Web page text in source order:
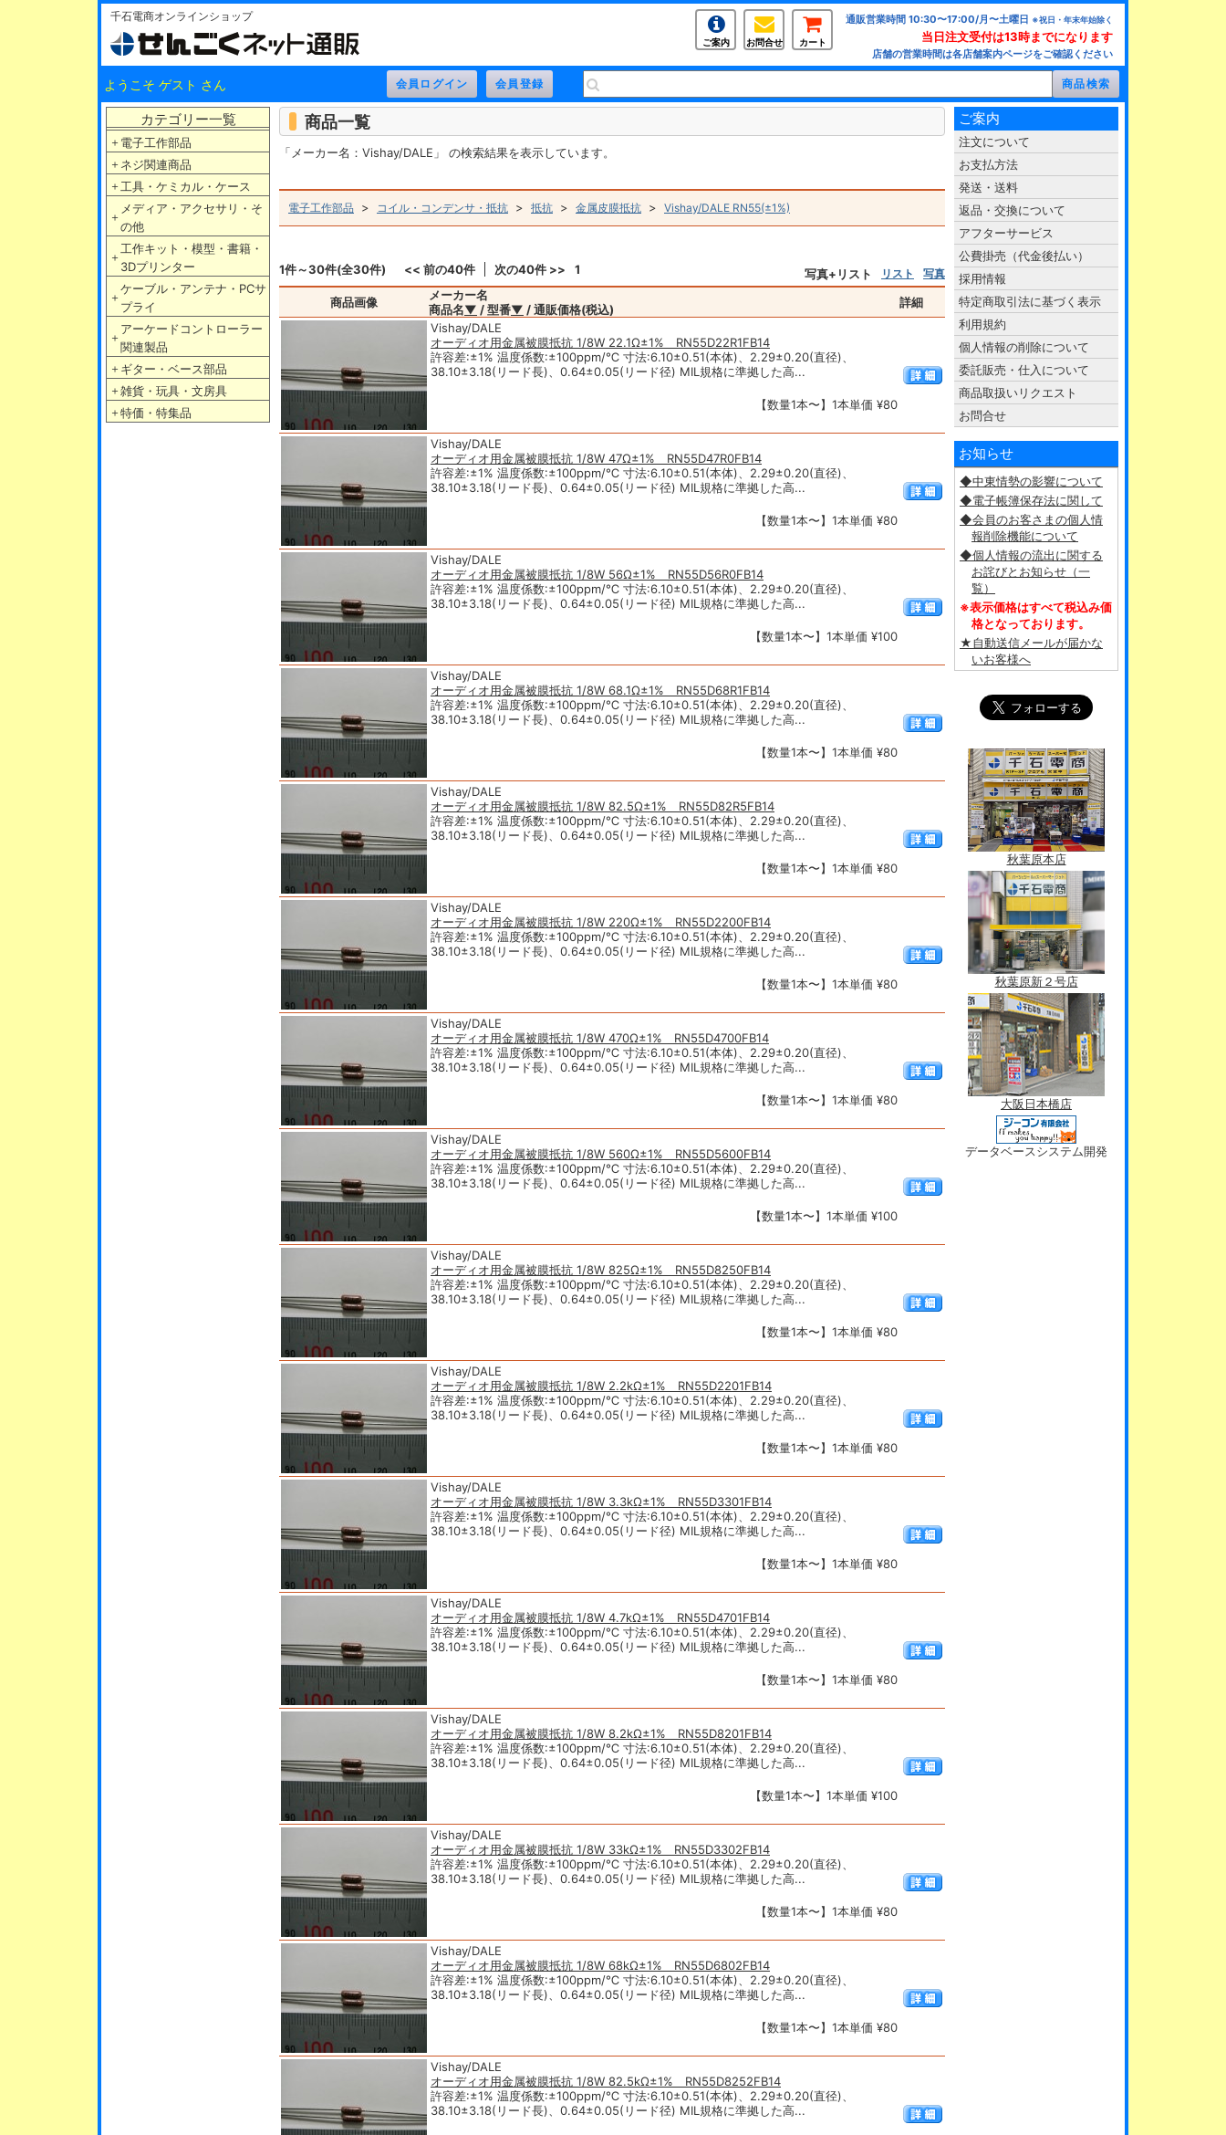
千石電商オンラインショップ
ご案内 お問合せ カート
通販営業時間 10:30〜17:00/月〜土曜日 ※祝日・年末年始除く
当日注文受付は13時までになります
店舗の営業時間は各店舗案内ページをご確認ください
ようこそ ゲスト さん
カテゴリー一覧
＋ 電子工作部品
＋ ネジ関連商品
＋ 工具・ケミカル・ケース
＋
メディア・アクセサリ・そ
の他
＋
工作キット・模型・書籍・
3Dプリンター
＋
ケーブル・アンテナ・PCサ
プライ
＋
アーケードコントローラー
関連製品
＋ ギター・ベース部品
＋ 雑貨・玩具・文房具
＋ 特価・特集品
商品一覧
「メーカー名：Vishay/DALE」 の検索結果を表示しています。
電子工作部品 > コイル・コンデンサ・抵抗 > 抵抗 > 金属皮膜抵抗 > Vishay/DALE RN55(±1%)
1件～30件(全30件) << 前の40件 次の40件 >> 1 写真+リスト リスト 写真
商品画像
メーカー名
商品名▼ / 型番▼ / 通販価格(税込)
詳細
Vishay/DALE
オーディオ用金属被膜抵抗 1/8W 22.1Ω±1% RN55D22R1FB14
許容差:±1% 温度係数:±100ppm/℃ 寸法:6.10±0.51(本体)、2.29±0.20(直径)、
38.10±3.18(リード長)、0.64±0.05(リード径) MIL規格に準拠した高...
【数量1本〜】1本単価 ¥80
Vishay/DALE
オーディオ用金属被膜抵抗 1/8W 47Ω±1% RN55D47R0FB14
許容差:±1% 温度係数:±100ppm/℃ 寸法:6.10±0.51(本体)、2.29±0.20(直径)、
38.10±3.18(リード長)、0.64±0.05(リード径) MIL規格に準拠した高...
【数量1本〜】1本単価 ¥80
Vishay/DALE
オーディオ用金属被膜抵抗 1/8W 56Ω±1% RN55D56R0FB14
許容差:±1% 温度係数:±100ppm/℃ 寸法:6.10±0.51(本体)、2.29±0.20(直径)、
38.10±3.18(リード長)、0.64±0.05(リード径) MIL規格に準拠した高...
【数量1本〜】1本単価 ¥100
Vishay/DALE
オーディオ用金属被膜抵抗 1/8W 68.1Ω±1% RN55D68R1FB14
許容差:±1% 温度係数:±100ppm/℃ 寸法:6.10±0.51(本体)、2.29±0.20(直径)、
38.10±3.18(リード長)、0.64±0.05(リード径) MIL規格に準拠した高...
【数量1本〜】1本単価 ¥80
Vishay/DALE
オーディオ用金属被膜抵抗 1/8W 82.5Ω±1% RN55D82R5FB14
許容差:±1% 温度係数:±100ppm/℃ 寸法:6.10±0.51(本体)、2.29±0.20(直径)、
38.10±3.18(リード長)、0.64±0.05(リード径) MIL規格に準拠した高...
【数量1本〜】1本単価 ¥80
Vishay/DALE
オーディオ用金属被膜抵抗 1/8W 220Ω±1% RN55D2200FB14
許容差:±1% 温度係数:±100ppm/℃ 寸法:6.10±0.51(本体)、2.29±0.20(直径)、
38.10±3.18(リード長)、0.64±0.05(リード径) MIL規格に準拠した高...
【数量1本〜】1本単価 ¥80
Vishay/DALE
オーディオ用金属被膜抵抗 1/8W 470Ω±1% RN55D4700FB14
許容差:±1% 温度係数:±100ppm/℃ 寸法:6.10±0.51(本体)、2.29±0.20(直径)、
38.10±3.18(リード長)、0.64±0.05(リード径) MIL規格に準拠した高...
【数量1本〜】1本単価 ¥80
Vishay/DALE
オーディオ用金属被膜抵抗 1/8W 560Ω±1% RN55D5600FB14
許容差:±1% 温度係数:±100ppm/℃ 寸法:6.10±0.51(本体)、2.29±0.20(直径)、
38.10±3.18(リード長)、0.64±0.05(リード径) MIL規格に準拠した高...
【数量1本〜】1本単価 ¥100
Vishay/DALE
オーディオ用金属被膜抵抗 1/8W 825Ω±1% RN55D8250FB14
許容差:±1% 温度係数:±100ppm/℃ 寸法:6.10±0.51(本体)、2.29±0.20(直径)、
38.10±3.18(リード長)、0.64±0.05(リード径) MIL規格に準拠した高...
【数量1本〜】1本単価 ¥80
Vishay/DALE
オーディオ用金属被膜抵抗 1/8W 2.2kΩ±1% RN55D2201FB14
許容差:±1% 温度係数:±100ppm/℃ 寸法:6.10±0.51(本体)、2.29±0.20(直径)、
38.10±3.18(リード長)、0.64±0.05(リード径) MIL規格に準拠した高...
【数量1本〜】1本単価 ¥80
Vishay/DALE
オーディオ用金属被膜抵抗 1/8W 3.3kΩ±1% RN55D3301FB14
許容差:±1% 温度係数:±100ppm/℃ 寸法:6.10±0.51(本体)、2.29±0.20(直径)、
38.10±3.18(リード長)、0.64±0.05(リード径) MIL規格に準拠した高...
【数量1本〜】1本単価 ¥80
Vishay/DALE
オーディオ用金属被膜抵抗 1/8W 4.7kΩ±1% RN55D4701FB14
許容差:±1% 温度係数:±100ppm/℃ 寸法:6.10±0.51(本体)、2.29±0.20(直径)、
38.10±3.18(リード長)、0.64±0.05(リード径) MIL規格に準拠した高...
【数量1本〜】1本単価 ¥80
Vishay/DALE
オーディオ用金属被膜抵抗 1/8W 8.2kΩ±1% RN55D8201FB14
許容差:±1% 温度係数:±100ppm/℃ 寸法:6.10±0.51(本体)、2.29±0.20(直径)、
38.10±3.18(リード長)、0.64±0.05(リード径) MIL規格に準拠した高...
【数量1本〜】1本単価 ¥100
Vishay/DALE
オーディオ用金属被膜抵抗 1/8W 33kΩ±1% RN55D3302FB14
許容差:±1% 温度係数:±100ppm/℃ 寸法:6.10±0.51(本体)、2.29±0.20(直径)、
38.10±3.18(リード長)、0.64±0.05(リード径) MIL規格に準拠した高...
【数量1本〜】1本単価 ¥80
Vishay/DALE
オーディオ用金属被膜抵抗 1/8W 68kΩ±1% RN55D6802FB14
許容差:±1% 温度係数:±100ppm/℃ 寸法:6.10±0.51(本体)、2.29±0.20(直径)、
38.10±3.18(リード長)、0.64±0.05(リード径) MIL規格に準拠した高...
【数量1本〜】1本単価 ¥80
Vishay/DALE
オーディオ用金属被膜抵抗 1/8W 82.5kΩ±1% RN55D8252FB14
許容差:±1% 温度係数:±100ppm/℃ 寸法:6.10±0.51(本体)、2.29±0.20(直径)、
38.10±3.18(リード長)、0.64±0.05(リード径) MIL規格に準拠した高...
ご案内
注文について
お支払方法
発送・送料
返品・交換について
アフターサービス
公費掛売（代金後払い）
採用情報
特定商取引法に基づく表示
利用規約
個人情報の削除について
委託販売・仕入について
商品取扱いリクエスト
お問合せ
お知らせ
◆中東情勢の影響について
◆電子帳簿保存法に関して
◆会員のお客さまの個人情
報削除機能について
◆個人情報の流出に関する
お詫びとお知らせ（一
覧）
※表示価格はすべて税込み価
格となっております。
★自動送信メールが届かな
いお客様へ
秋葉原本店
秋葉原新２号店
大阪日本橋店
データベースシステム開発